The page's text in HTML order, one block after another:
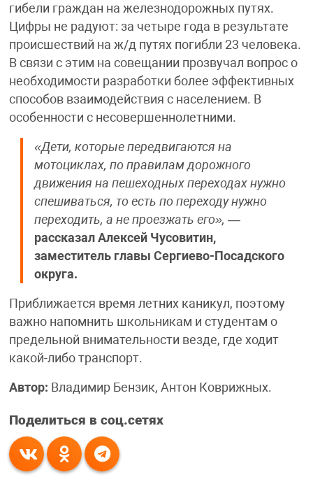
гибели граждан на железнодорожных путях.
Цифры не радуют: за четыре года в результате
происшествий на ж/д путях погибли 23 человека.
В связи с этим на совещании прозвучал вопрос о
необходимости разработки более эффективных
способов взаимодействия с населением. В
особенности с несовершеннолетними.
«Дети, которые передвигаются на
мотоциклах, по правилам дорожного
движения на пешеходных переходах нужно
спешиваться, то есть по переходу нужно
переходить, а не проезжать его», —
рассказал Алексей Чусовитин,
заместитель главы Сергиево-Посадского
округа.
Приближается время летних каникул, поэтому
важно напомнить школьникам и студентам о
предельной внимательности везде, где ходит
какой-либо транспорт.
Автор: Владимир Бензик, Антон Коврижных.
Поделиться в соц.сетях